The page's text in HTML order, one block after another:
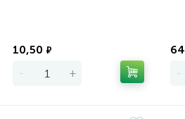
10,50 ₽
- +
64
-